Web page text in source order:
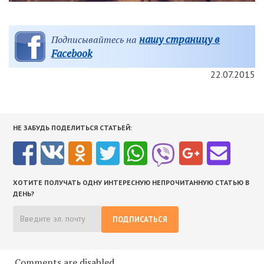
Подписывайтесь на нашу страницу в
Facebook
22.07.2015
НЕ ЗАБУДЬ ПОДЕЛИТЬСЯ СТАТЬЕЙ:
ХОТИТЕ ПОЛУЧАТЬ ОДНУ ИНТЕРЕСНУЮ НЕПРОЧИТАННУЮ СТАТЬЮ В
ДЕНЬ?
ПОДПИСАТЬСЯ